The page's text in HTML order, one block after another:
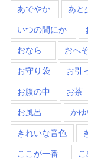
あでやか あと
いつの間にか
おなら おへそ
お守り袋 お引
お腹の中 お茶
お風呂 か
きれいな音色
ここが一番